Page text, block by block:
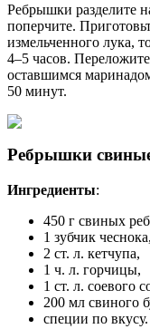
Ребрышки разделите
поперчите.
измельченного лука,
4–5 часов.
оставшимся
50 минут.
Ребрышки
Ингредиенты:
450 г свиных
1 зубчик чеснока,
2 ст. л. кетчупа,
1 ч. л. горчицы,
1 ст. л. соевого
200 мл свиного
специи по вкусу.